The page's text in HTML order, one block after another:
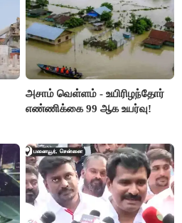
அசாம் வெள்ளம் - உயிரிழந்தோர்
எண்ணிக்கை 99 ஆக உயர்வு!